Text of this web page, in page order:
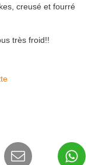
creusé et fourré
très froid!!